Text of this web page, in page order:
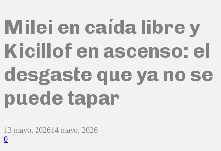
Milei en caída libre y
Kicillof en ascenso: el
desgaste que ya no se
puede tapar
13 mayo, 202614 mayo, 2026
0